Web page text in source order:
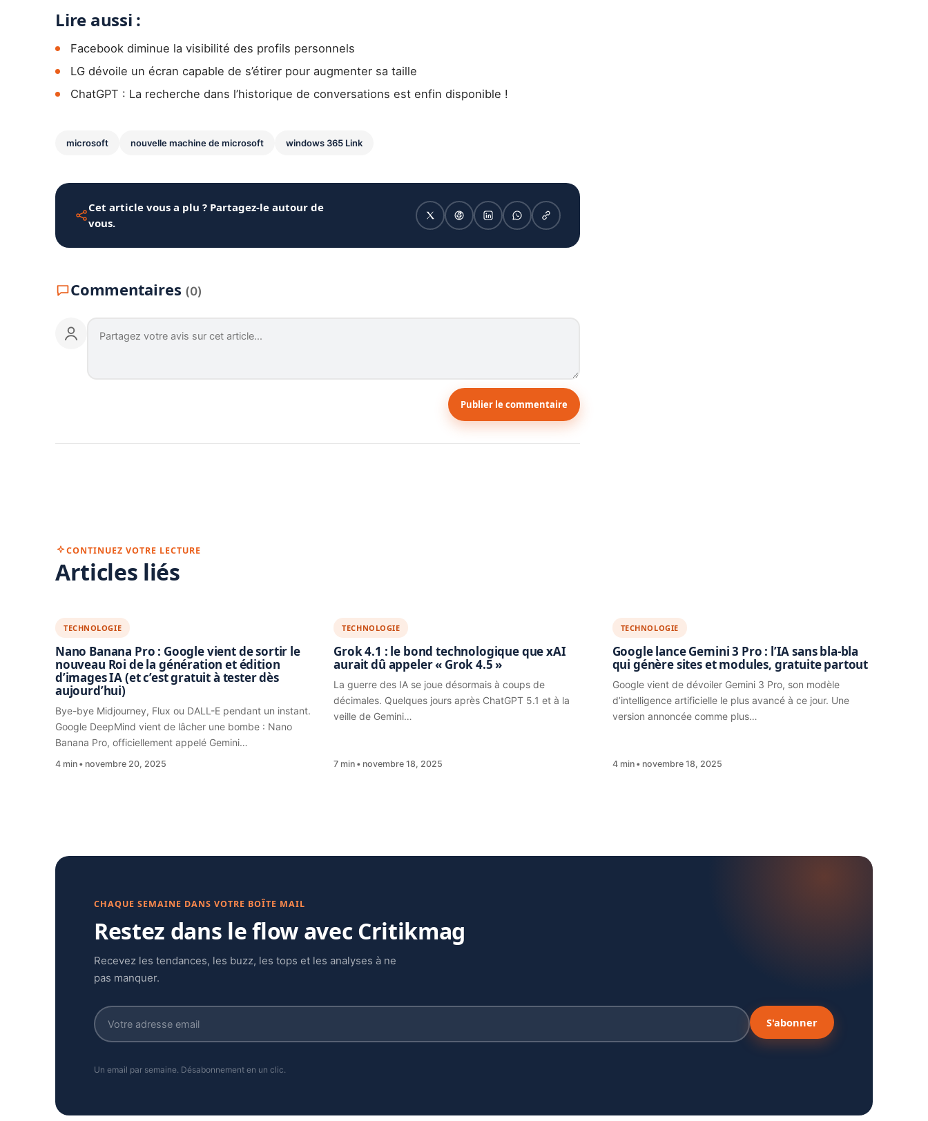
Lire aussi :
Facebook diminue la visibilité des profils personnels
LG dévoile un écran capable de s’étirer pour augmenter sa taille
ChatGPT : La recherche dans l’historique de conversations est enfin disponible !
microsoft nouvelle machine de microsoft windows 365 Link
Cet article vous a plu ? Partagez-le autour de
vous.
Commentaires (0)
Publier le commentaire
CONTINUEZ VOTRE LECTURE
Articles liés
TECHNOLOGIE
Nano Banana Pro : Google vient de sortir le
nouveau Roi de la génération et édition
d’images IA (et c’est gratuit à tester dès
aujourd’hui)
Bye-bye Midjourney, Flux ou DALL-E pendant un instant.
Google DeepMind vient de lâcher une bombe : Nano
Banana Pro, officiellement appelé Gemini…
4 min novembre 20, 2025
TECHNOLOGIE
Grok 4.1 : le bond technologique que xAI
aurait dû appeler « Grok 4.5 »
La guerre des IA se joue désormais à coups de
décimales. Quelques jours après ChatGPT 5.1 et à la
veille de Gemini…
7 min novembre 18, 2025
TECHNOLOGIE
Google lance Gemini 3 Pro : l’IA sans bla-bla
qui génère sites et modules, gratuite partout
Google vient de dévoiler Gemini 3 Pro, son modèle
d’intelligence artificielle le plus avancé à ce jour. Une
version annoncée comme plus…
4 min novembre 18, 2025
CHAQUE SEMAINE DANS VOTRE BOÎTE MAIL
Restez dans le flow avec Critikmag
Recevez les tendances, les buzz, les tops et les analyses à ne
pas manquer.
S'abonner
Un email par semaine. Désabonnement en un clic.